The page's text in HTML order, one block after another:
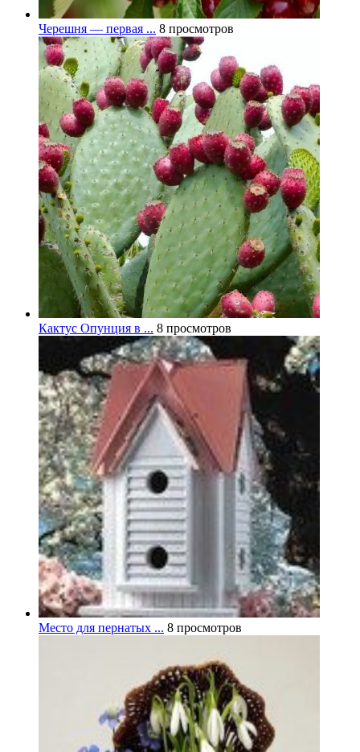
Черешня — первая ... 8 просмотров
Кактус Опунция в ... 8 просмотров
Место для пернатых ... 8 просмотров